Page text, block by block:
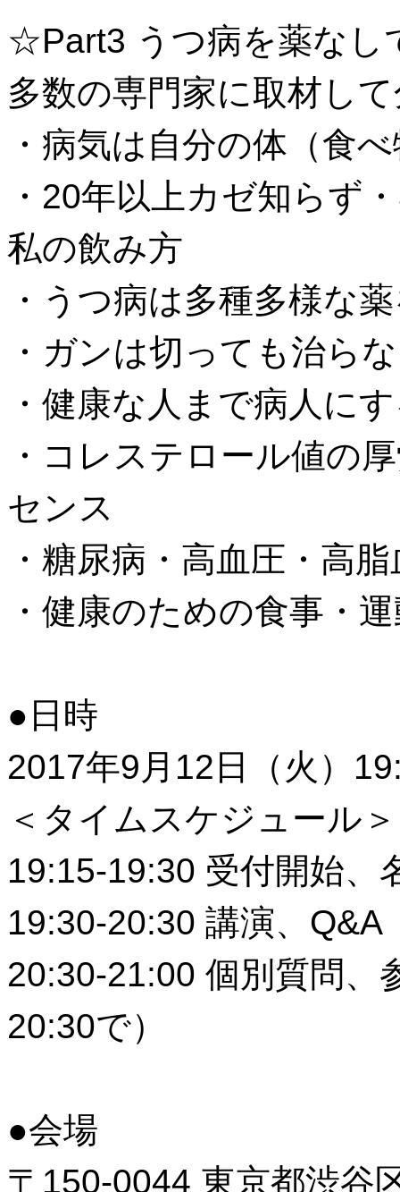
☆Part3 うつ病を薬なし
多数の専門家に取材し
・病気は自分の体（食
・20年以上カゼ知らず
私の飲み方
・うつ病は多種多様な
・ガンは切っても治ら
・健康な人まで病人に
・コレステロール値の
センス
・糖尿病・高血圧・高
・健康のための食事・
●日時
2017年9月12日（火）
＜タイムスケジュール＞
19:15-19:30 受付開始、
19:30-20:30 講演、Q&A
20:30-21:00 個別質問、
20:30で）
●会場
〒150-0044 東京都渋谷